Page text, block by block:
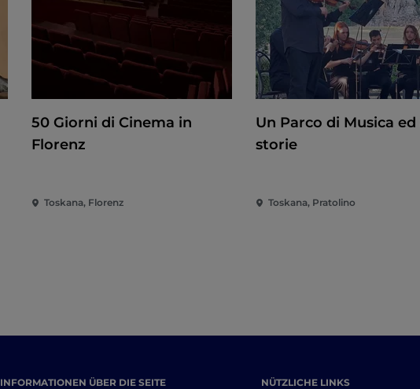
50 Giorni di Cinema in
Florenz
Toskana, Florenz
Un Parco di Musica
storie
Toskana, Pratolino
INFORMATIONEN ÜBER DIE SEITE NÜTZLICHE LINKS